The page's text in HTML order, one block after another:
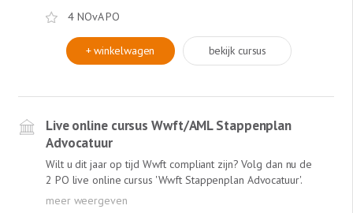
contractspraktijk.
4 NOvA PO
+ winkelwagen bekijk cursus
Live online cursus Wwft/AML Stappenplan
Advocatuur
Wilt u dit jaar op tijd Wwft compliant zijn? Volg dan nu de
2 PO live online cursus 'Wwft Stappenplan Advocatuur'.
ACTUEEL => Inclusief recente uitspraak Europese Hof van